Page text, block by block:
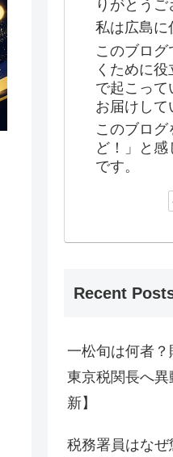
りがとうご
私は広島に
このブロ
くために
で起こって
お届けして
このブログ
ど！」と
です。
Recent
一松旬は何者？
東京税関長へ
新】
税務署員はな